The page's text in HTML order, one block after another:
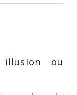
ou